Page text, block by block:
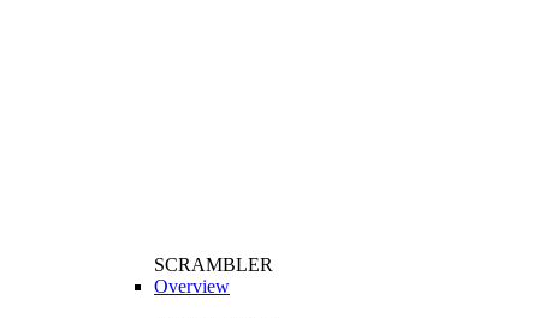
SCRAMBLER
Overview